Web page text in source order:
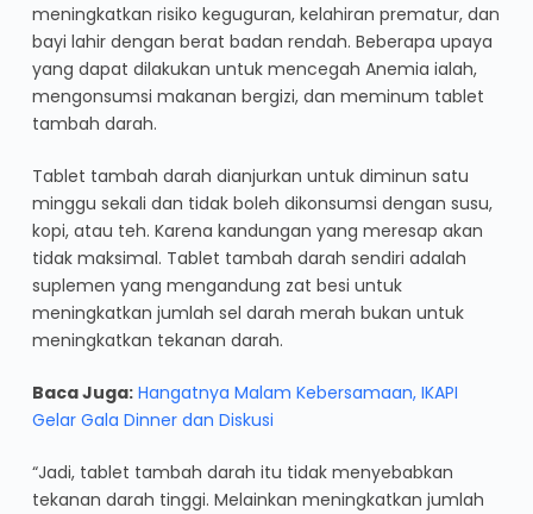
meningkatkan risiko keguguran, kelahiran prematur, dan
bayi lahir dengan berat badan rendah. Beberapa upaya
yang dapat dilakukan untuk mencegah Anemia ialah,
mengonsumsi makanan bergizi, dan meminum tablet
tambah darah.
Tablet tambah darah dianjurkan untuk diminun satu
minggu sekali dan tidak boleh dikonsumsi dengan susu,
kopi, atau teh. Karena kandungan yang meresap akan
tidak maksimal. Tablet tambah darah sendiri adalah
suplemen yang mengandung zat besi untuk
meningkatkan jumlah sel darah merah bukan untuk
meningkatkan tekanan darah.
Baca Juga: Hangatnya Malam Kebersamaan, IKAPI
Gelar Gala Dinner dan Diskusi
“Jadi, tablet tambah darah itu tidak menyebabkan
tekanan darah tinggi. Melainkan meningkatkan jumlah